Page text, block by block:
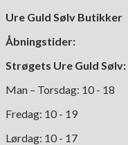
Ure Guld Sølv Butikker
Åbningstider:
Strøgets Ure Guld Sølv:
Man – Torsdag: 10 - 18
Fredag: 10 - 19
Lørdag: 10 - 17